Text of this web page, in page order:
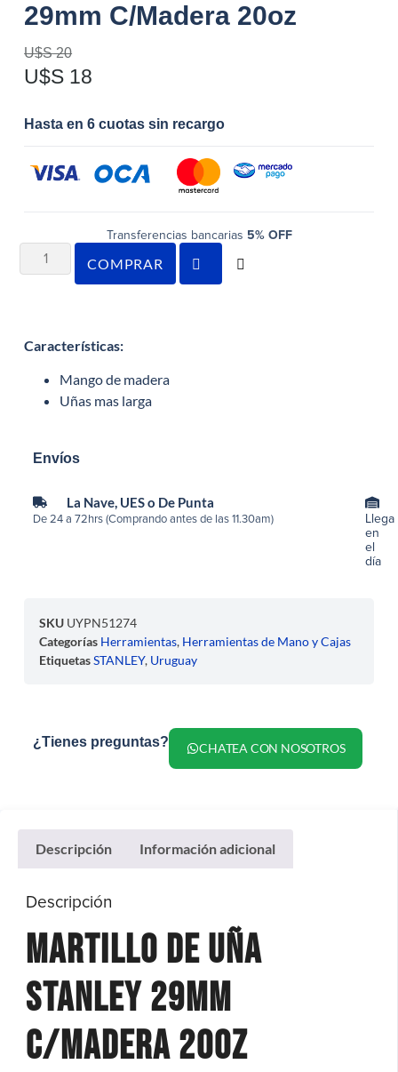
29mm C/Madera 20oz
U$S20
U$S 18
Hasta en 6 cuotas sin recargo
Transferencias bancarias 5% OFF
COMPRAR
Características:
Mango de madera
Uñas mas larga
Envíos
La Nave, UES o De Punta
De 24 a 72hrs (Comprando antes de las 11.30am)
Llega
en
el
día
SKU UYPN51274
Categorías Herramientas, Herramientas de Mano y Cajas
EtiquetasSTANLEY, Uruguay
¿Tienes preguntas? CHATEA CON NOSOTROS
Descripción Información adicional
Descripción
Martillo de Uña
Stanley 29mm
C/Madera 20oz